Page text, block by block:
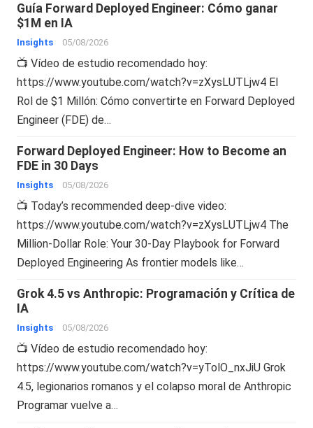
Guía Forward Deployed Engineer: Cómo ganar
$1M en IA
Insights 05/08/2026
📺 Vídeo de estudio recomendado hoy:
https://www.youtube.com/watch?v=zXysLUTLjw4 El
Rol de $1 Millón: Cómo convertirte en Forward Deployed
Engineer (FDE) de…
Forward Deployed Engineer: How to Become an
FDE in 30 Days
Insights 05/08/2026
📺 Today’s recommended deep-dive video:
https://www.youtube.com/watch?v=zXysLUTLjw4 The
Million-Dollar Role: Your 30-Day Playbook for Forward
Deployed Engineering As frontier models like…
Grok 4.5 vs Anthropic: Programación y Crítica de
IA
Insights 05/08/2026
📺 Vídeo de estudio recomendado hoy:
https://www.youtube.com/watch?v=yTolO_nxJiU Grok
4.5, legionarios romanos y el colapso moral de Anthropic
Programar vuelve a…